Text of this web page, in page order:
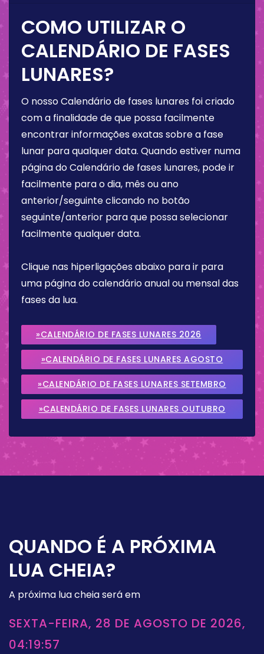
COMO UTILIZAR O
CALENDÁRIO DE FASES
LUNARES?
O nosso Calendário de fases lunares foi criado
com a finalidade de que possa facilmente
encontrar informações exatas sobre a fase
lunar para qualquer data. Quando estiver numa
página do Calendário de fases lunares, pode ir
facilmente para o dia, mês ou ano
anterior/seguinte clicando no botão
seguinte/anterior para que possa selecionar
facilmente qualquer data.
Clique nas hiperligações abaixo para ir para
uma página do calendário anual ou mensal das
fases da lua.
»CALENDÁRIO DE FASES LUNARES 2026
»CALENDÁRIO DE FASES LUNARES AGOSTO
2026
»CALENDÁRIO DE FASES LUNARES SETEMBRO
2026
»CALENDÁRIO DE FASES LUNARES OUTUBRO
QUANDO É A PRÓXIMA
LUA CHEIA?
A próxima lua cheia será em
SEXTA-FEIRA, 28 DE AGOSTO DE 2026,
04:19:57